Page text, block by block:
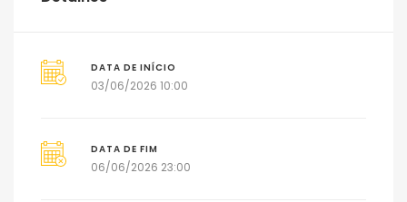
DATA DE INÍCIO
03/06/2026 10:00
DATA DE FIM
06/06/2026 23:00